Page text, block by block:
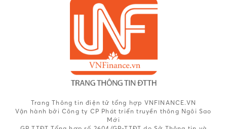
Trang Thông tin điện tử tổng hợp VNFINANCE.VN
Vận hành bởi Công ty CP Phát triển truyền thông Ngôi Sao
Mới